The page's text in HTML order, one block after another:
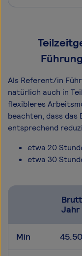
Als Referent/in
natürlich auch in
flexibleres
beachten, dass das
entsprechend
etwa 20
etwa 30
Jahr
Min